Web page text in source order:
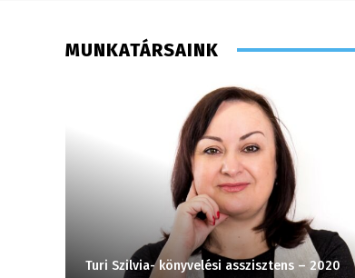
MUNKATÁRSAINK
Turi Szilvia- könyvelési asszisztens – 2020